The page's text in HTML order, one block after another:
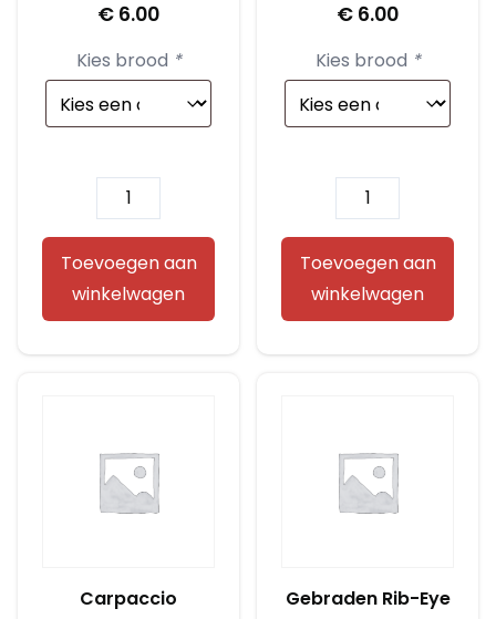
€ 6.00
Kies brood *
Indische
balletjes
aantal
Toevoegen aan
winkelwagen
€ 6.00
Kies brood *
Gezond
aantal
Toevoegen aan
winkelwagen
Carpaccio Gebraden Rib-Eye